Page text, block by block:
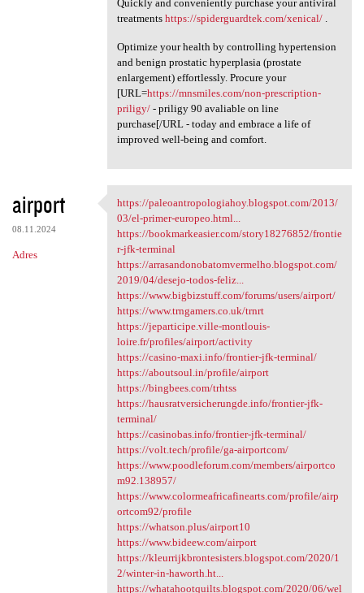
Quickly and conveniently purchase your antiviral
treatments https://spiderguardtek.com/xenical/.
Optimize your health by controlling hypertension
and benign prostatic hyperplasia (prostate
enlargement) effortlessly. Procure your
[URL=https://mnsmiles.com/non-prescription-
priligy/- priligy 90 avaliable on line
purchase[/URL - today and embrace a life of
improved well-being and comfort.
airport
08.11.2024
Adres
https://paleoantropologiahoy
https://paleoantropologiahoy.blogspot.com/2013/
03/el-primer-europeo.html...
https://bookmarkeasier.com/story18276852/frontie
r-jfk-terminal
https://arrasandonobatomvermelho.blogspot.com/
2019/04/desejo-todos-feliz...
https://www.bigbizstuff.com/forums/users/airport/
https://www.trngamers.co.uk/trnrt
https://jeparticipe.ville-montlouis-
loire.fr/profiles/airport/activity
https://casino-maxi.info/frontier-jfk-terminal/
https://aboutsoul.in/profile/airport
https://bingbees.com/trhtss
https://hausratversicherungde.info/frontier-jfk-
terminal/
https://casinobas.info/frontier-jfk-terminal/
https://volt.tech/profile/ga-airportcom/
https://www.poodleforum.com/members/airportco
m92.138957/
https://www.colormeafricafinearts.com/profile/airp
ortcom92/profile
https://whatson.plus/airport10
https://www.bideew.com/airport
https://kleurrijkbrontesisters.blogspot.com/2020/1
2/winter-in-haworth.ht...
https://whatahootquilts.blogspot.com/2020/06/wel